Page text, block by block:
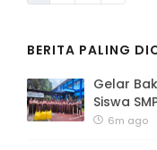
BERITA PALING
Gelar
Siswa
6m ago